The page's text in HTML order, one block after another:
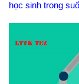
học sinh trong